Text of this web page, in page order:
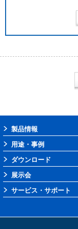
製品情報
用途・事例
ダウンロード
展示会
サービス・サポート